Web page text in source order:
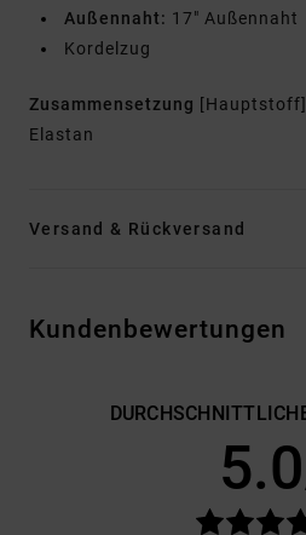
Außennaht: 17" Außennaht
Kordelzug
Zusammensetzung [Hauptstoff]
Elastan
Versand & Rückversand
Kundenbewertungen
5.0